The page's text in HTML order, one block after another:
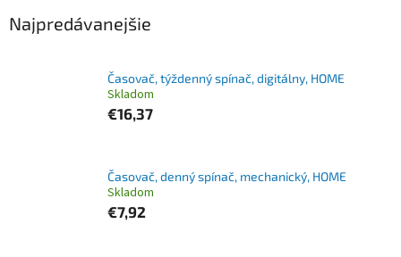
Najpredávanejšie
Časovač, týždenný spínač, digitálny, HOME
Skladom
€16,37
Časovač, denný spínač, mechanický, HOME
Skladom
€7,92